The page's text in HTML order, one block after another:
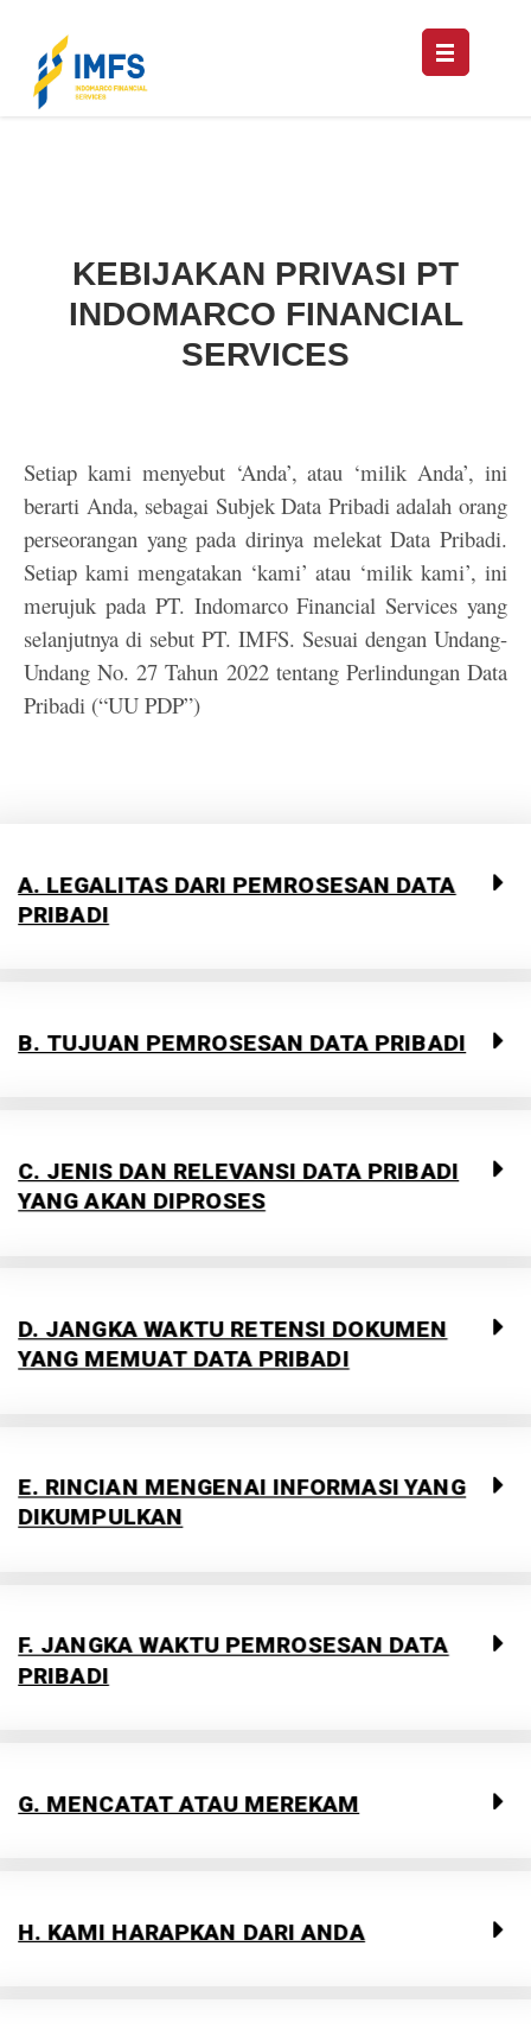
KEBIJAKAN PRIVASI PT
INDOMARCO FINANCIAL
SERVICES
Setiap kami menyebut ‘Anda’, atau ‘milik Anda’, ini
berarti Anda, sebagai Subjek Data Pribadi adalah orang
perseorangan yang pada dirinya melekat Data Pribadi.
Setiap kami mengatakan ‘kami’ atau ‘milik kami’, ini
merujuk pada PT. Indomarco Financial Services yang
selanjutnya di sebut PT. IMFS. Sesuai dengan Undang-
Undang No. 27 Tahun 2022 tentang Perlindungan Data
Pribadi (“UU PDP”)
A. LEGALITAS DARI PEMROSESAN DATA
PRIBADI​
B. TUJUAN PEMROSESAN DATA PRIBADI​
C. JENIS DAN RELEVANSI DATA PRIBADI
YANG AKAN DIPROSES​
D. JANGKA WAKTU RETENSI DOKUMEN
YANG MEMUAT DATA PRIBADI​
E. RINCIAN MENGENAI INFORMASI YANG
DIKUMPULKAN​
F. JANGKA WAKTU PEMROSESAN DATA
PRIBADI​
G. MENCATAT ATAU MEREKAM
H. KAMI HARAPKAN DARI ANDA